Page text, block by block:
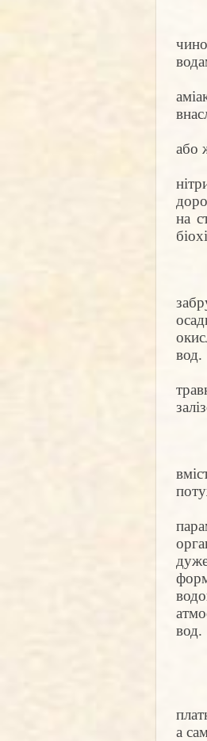
або
на
вод.
вод.
а